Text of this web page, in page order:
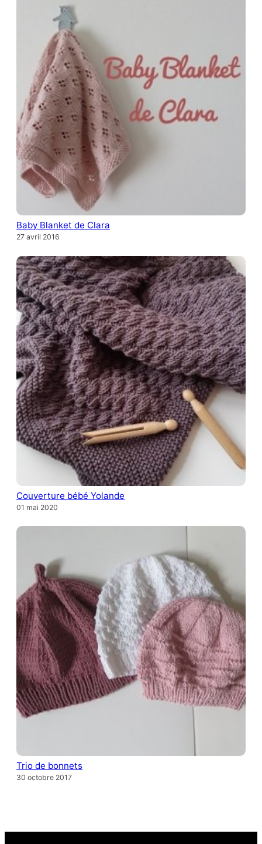
Baby Blanket de Clara
27 avril 2016
Couverture bébé Yolande
01 mai 2020
Trio de bonnets
30 octobre 2017